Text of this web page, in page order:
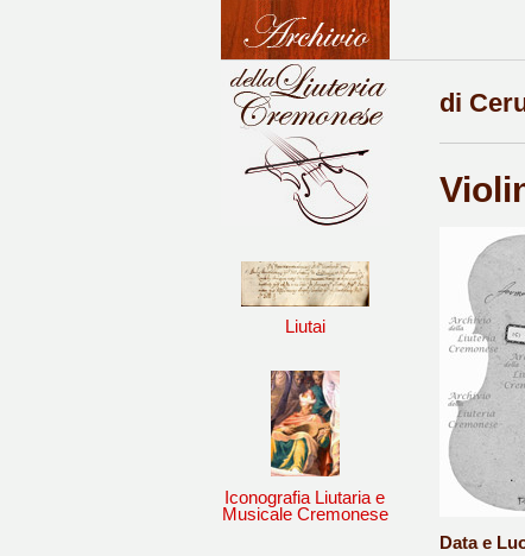
Liutai
Iconografia Liutaria e
Musicale Cremonese
di
Data e